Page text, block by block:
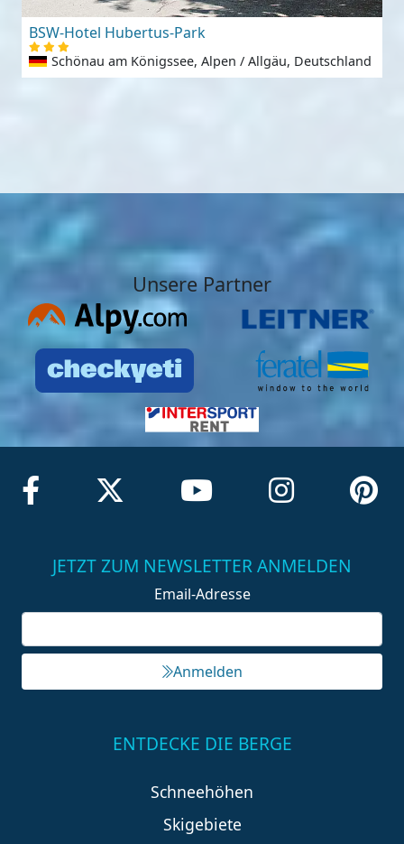
BSW-Hotel Hubertus-Park
Schönau am Königssee, Alpen / Allgäu, Deutschland
Unsere Partner
JETZT ZUM NEWSLETTER ANMELDEN
Email-Adresse
Anmelden
ENTDECKE DIE BERGE
Schneehöhen
Skigebiete